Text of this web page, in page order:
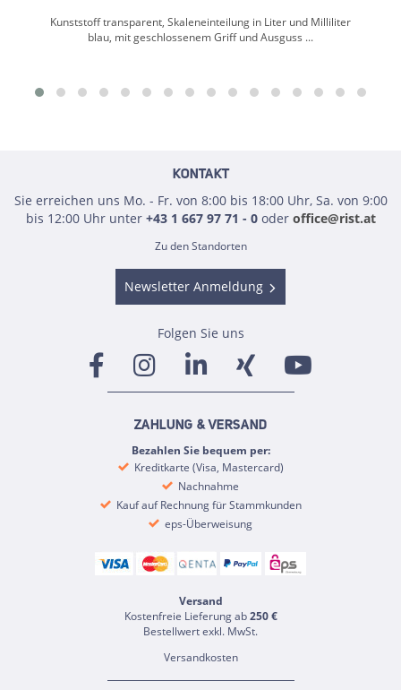
Kunststoff transparent, Skaleneinteilung in Liter und Milliliter
blau, mit geschlossenem Griff und Ausguss ...
KONTAKT
Sie erreichen uns Mo. - Fr. von 8:00 bis 18:00 Uhr, Sa. von 9:00
bis 12:00 Uhr unter +43 1 667 97 71 - 0oder office@rist.at
Zu den Standorten
Newsletter Anmeldung
Folgen Sie uns
ZAHLUNG & VERSAND
Bezahlen Sie bequem per:
Kreditkarte (Visa, Mastercard)
Nachnahme
Kauf auf Rechnung für Stammkunden
eps-Überweisung
Versand
Kostenfreie Lieferung ab250 €
Bestellwert exkl. MwSt.
Versandkosten